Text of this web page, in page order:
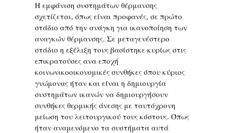
Η εμφάνιση συστημάτων θέρμανσης
σχετίζεται, όπως είναι προφανές, σε πρώτο
στάδιο από την ανάγκη για ικανοποίηση των
αναγκών θέρμανσης. Σε μεταγενέστερο
στάδιο η εξέλιξη τους βασίστηκε κυρίως στις
επικρατούσες ανα εποχή
κοινωνικοοικονομικές συνθήκες όπου κύριος
γνώμονας ήταν και είναι η δημιουργία
συστημάτων ικανών να δημιουργήσουν
συνθήκες θερμικής άνεσης με ταυτόχρονη
μείωση του λειτουργικού τους κόστους. Όπως
ήταν αναμενόμενο τα συστήματα αυτά